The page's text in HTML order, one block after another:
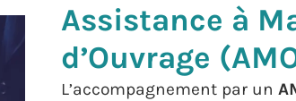
Assistance à
d’Ouvrage
L’accompagnement par un